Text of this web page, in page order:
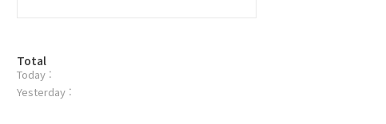
방
문
자
Total
Today :
Yesterday :